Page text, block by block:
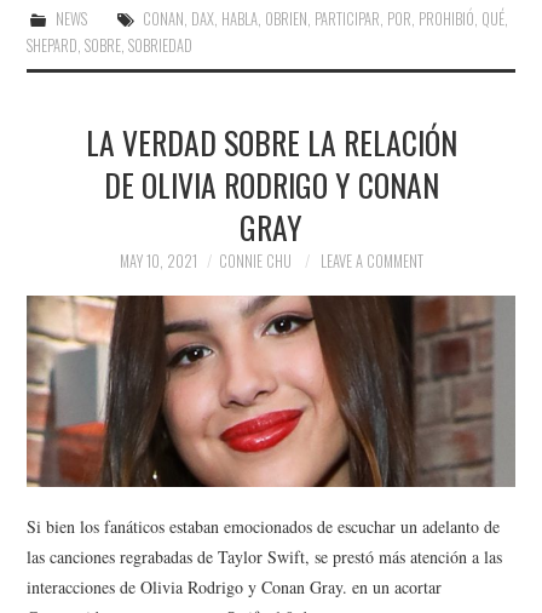
NEWS CONAN, DAX, HABLA, OBRIEN, PARTICIPAR, POR, PROHIBIÓ, QUÉ,
SHEPARD,SOBRE,SOBRIEDAD
LA VERDAD SOBRE LA RELACIÓN
DE OLIVIA RODRIGO Y CONAN
GRAY
MAY 10, 2021 CONNIE CHU LEAVE A COMMENT
Si bien los fanáticos estaban emocionados de escuchar un adelanto de
las canciones regrabadas de Taylor Swift, se prestó más atención a las
interacciones de Olivia Rodrigo y Conan Gray. en un acortar